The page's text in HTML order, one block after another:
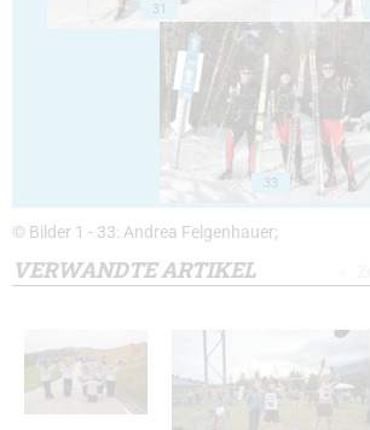
31
33
© Bilder 1 - 33: Andrea Felgenhauer;
VERWANDTE ARTIKEL